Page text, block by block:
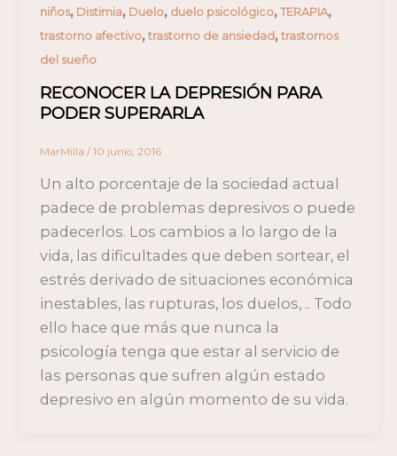
niños, Distimia, Duelo, duelo psicológico, TERAPIA,
trastorno afectivo, trastorno de ansiedad, trastornos
del sueño
RECONOCER LA DEPRESIÓN PARA
PODER SUPERARLA
MarMilla / 10 junio, 2016
Un alto porcentaje de la sociedad actual
padece de problemas depresivos o puede
padecerlos. Los cambios a lo largo de la
vida, las dificultades que deben sortear, el
estrés derivado de situaciones económica
inestables, las rupturas, los duelos, .. Todo
ello hace que más que nunca la
psicología tenga que estar al servicio de
las personas que sufren algún estado
depresivo en algún momento de su vida.